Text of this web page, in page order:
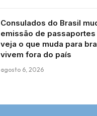
Consulados do Brasil
emissão de
veja o que muda para
vivem fora do país
agosto 6, 2026